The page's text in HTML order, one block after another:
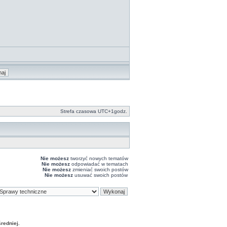
Strefa czasowa UTC+1godz.
Nie możesz tworzyć nowych tematów
Nie możesz odpowiadać w tematach
Nie możesz zmieniać swoich postów
Nie możesz usuwać swoich postów